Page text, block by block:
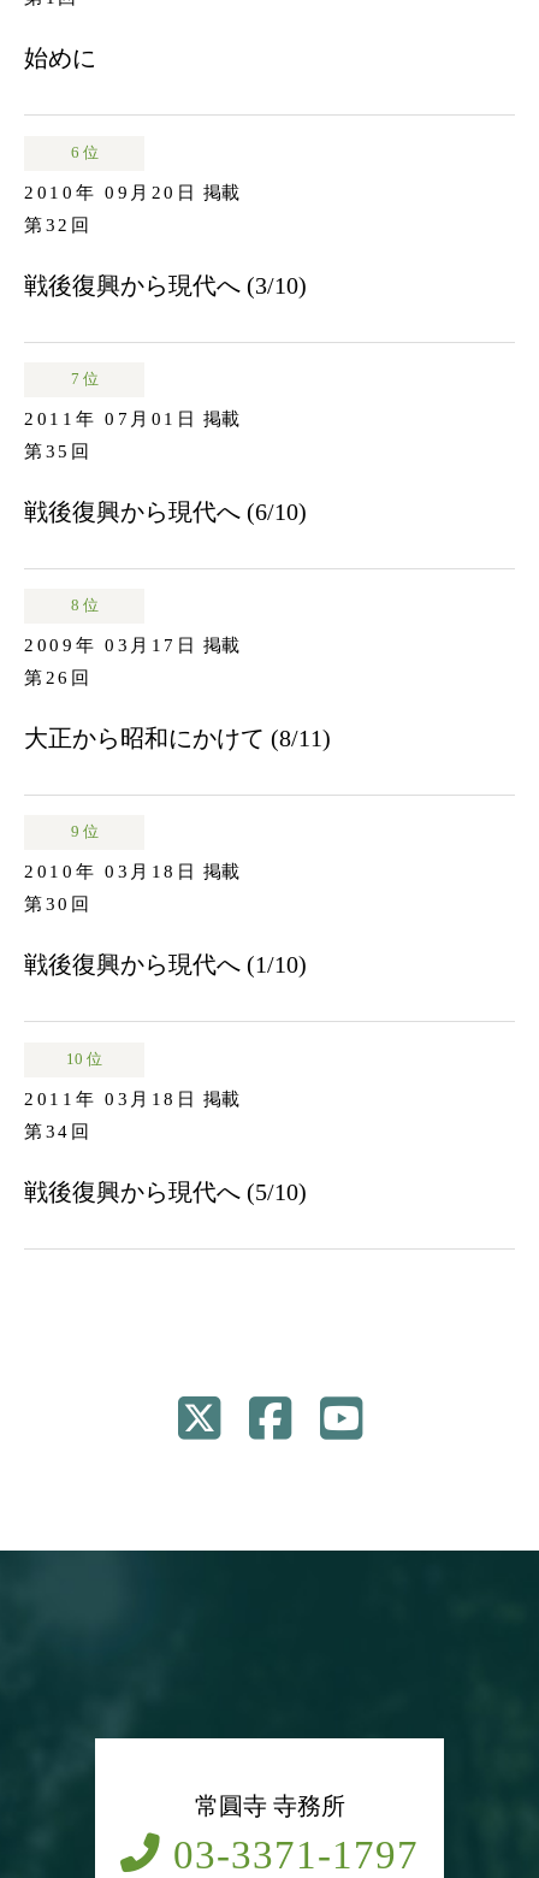
始めに
6 位
2010年 09月20日 掲載
第32回
戦後復興から現代へ (3/10)
7 位
2011年 07月01日
掲載
第35回
戦後復興から現代へ (6/10)
8 位
2009年 03月17日
掲載
第26回
大正から昭和にかけて (8/11)
9 位
2010年 03月18日
掲載
第30回
戦後復興から現代へ (1/10)
10 位
2011年 03月18日
掲載
第34回
戦後復興から現代へ (5/10)
常圓寺 寺務所
03-3371-1797